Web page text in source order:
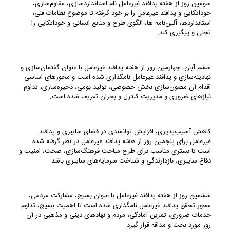
سومین روز از هفته پدافند غیرعامل نام استانداردسازی، مقاو‌م‌سازی،
خوداتکایی و پدافند غیرعامل را بر خود گرفته تا موضوع نظامات فنی،
استانداردها، آئین‌نامه ها، الگوی طرح و منابع انسانی و خوداتکایی را
تجلی و پیگیری کند.
ششم آبان، چهارمین روز از هفته پدافند غیرعامل با عنوان گفتمان‌سازی و
نهادینه‌سازی و پدافند غیرعامل نامگذاری شده است و محورهای اساسی
اقدام آن مصون‌سازی بخش خصوصی، تولید بومی، ذخیره‌سازی، تداوم
نیازهای ضروری و مدیریت کنترل و بحران تعریف شده است.
کاهش آسیب‌پذیری، افزایش توانمندی در فضای سایبری و پدافند
غیرعامل برای پنجمین روز از هفته پدافند غیرعامل در نظر گرفته شده
است تا بستری مناسب برای طرح مباحث فرهنگ‌سازی، صحت، امنیت و
دفاع سایبری، بازدارندگی و شناخت سرمایه‌های سایبری باشد.
ششمین روز از هفته پدافند غیرعامل با عنوان بسیج، مشارکت مردمی،
محور تحقق پدافند غیرعامل نامگذاری شده است تا اهمیت بسیج، تداوم
خدمات ضروری، تمرین آمادگی، مردم و نهادهای دینی و مذهبی در آن
روز مورد بحث و مداقه قرار گیرد.